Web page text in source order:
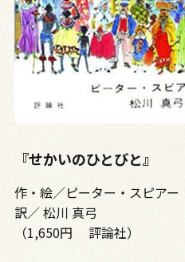
『せかいのひとびと』
作・絵／ピーター・スピアー
訳／ 松川 真弓
（1,650円 評論社）